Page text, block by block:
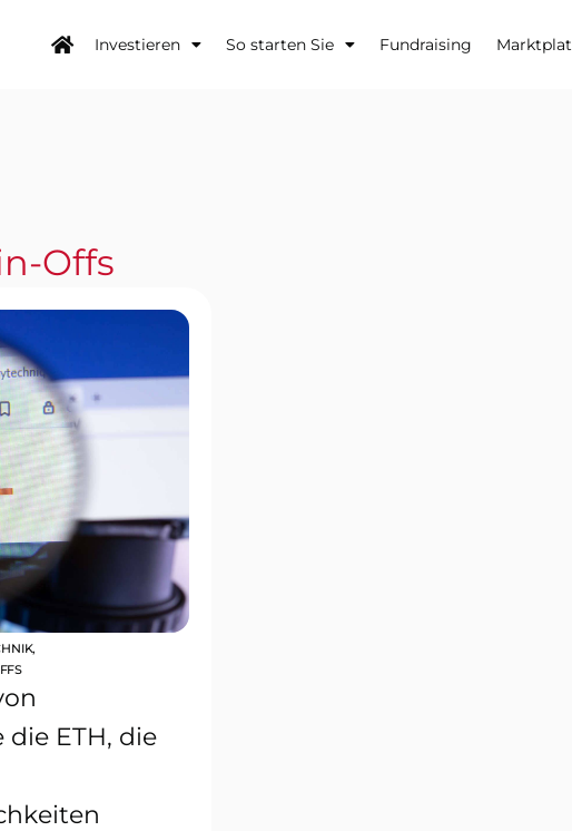
Investieren So starten Sie Fundraising
Offs
,
ETH, die